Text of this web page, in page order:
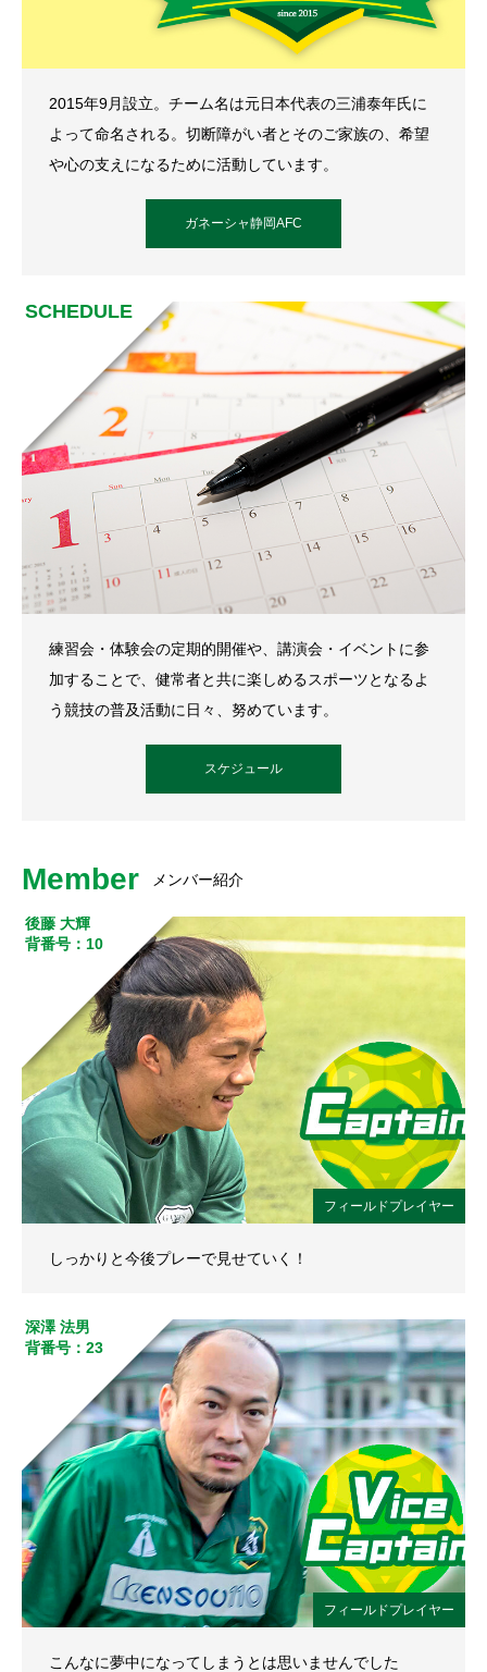
2015年9月設立。チーム名は元日本代表の三浦泰年氏に
よって命名される。切断障がい者とそのご家族の、希望
や心の支えになるために活動しています。
ガネーシャ静岡AFC
SCHEDULE
練習会・体験会の定期的開催や、講演会・イベントに参
加することで、健常者と共に楽しめるスポーツとなるよ
う競技の普及活動に日々、努めています。
スケジュール
Member メンバー紹介
後藤 大輝
背番号：10
フィールドプレイヤー
しっかりと今後プレーで見せていく！
深澤 法男
背番号：23
フィールドプレイヤー
こんなに夢中になってしまうとは思いませんでした